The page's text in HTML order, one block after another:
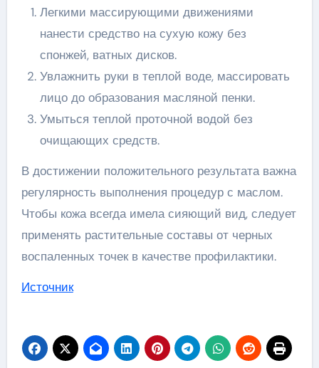
Легкими массирующими движениями
нанести средство на сухую кожу без
спонжей, ватных дисков.
Увлажнить руки в теплой воде, массировать
лицо до образования масляной пенки.
Умыться теплой проточной водой без
очищающих средств.
В достижении положительного результата важна
регулярность выполнения процедур с маслом.
Чтобы кожа всегда имела сияющий вид, следует
применять растительные составы от черных
воспаленных точек в качестве профилактики.
Источник